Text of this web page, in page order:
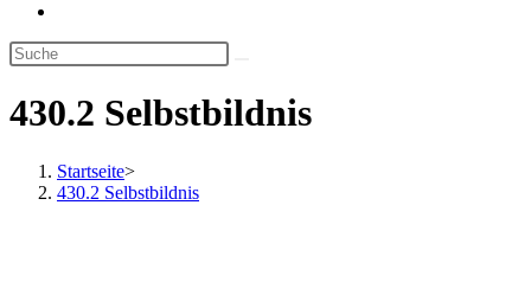
umschalten
430.2 Selbstbildnis
Startseite>
430.2 Selbstbildnis